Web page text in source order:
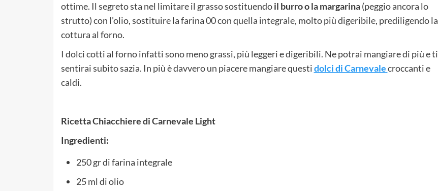
ottime. Il segreto sta nel limitare il grasso sostituendoil burro o la margarina(peggio ancora lo
strutto) con l’olio, sostituire la farina 00 con quella integrale, molto più digeribile, prediligendo la
cottura al forno.
I dolci cotti al forno infatti sono meno grassi, più leggeri e digeribili. Ne potrai mangiare di più e ti
sentirai subito sazia. In più è davvero un piacere mangiare questidolci di Carnevalecroccanti e
caldi.
Ricetta Chiacchiere di Carnevale Light
Ingredienti:
250 gr di farina integrale
25 ml di olio